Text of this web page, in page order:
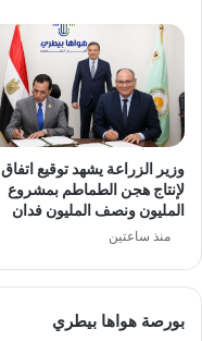
وزير الزراعة يشهد توقيع اتفاق
لإنتاج هجن الطماطم بمشروع
المليون ونصف المليون فدان
منذ ساعتين
بورصة هواها بيطري